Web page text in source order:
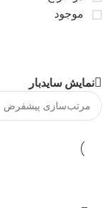
موجود
نمایش سایدبار